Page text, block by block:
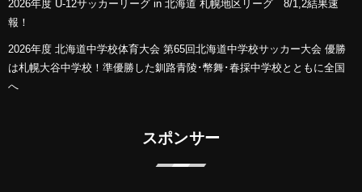
2026年度 U-12サッカーリーグ in 北海道 札幌地区リーグ 8/1,2結果速
報！
2026年度 北海道中学校体育大会 第65回北海道中学校サッカー大会 優勝
は札幌大谷中学校！準優勝した釧路青陵･幣舞･春採中学校とともに全国
へ
スポンサー